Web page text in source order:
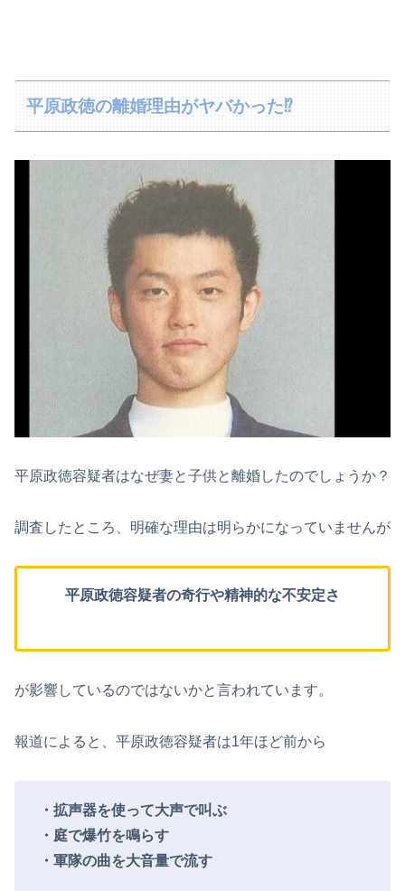
平原政徳の離婚理由がヤバかった⁉
平原政徳容疑者はなぜ妻と子供と離婚したのでしょうか？
調査したところ、明確な理由は明らかになっていませんが
平原政徳容疑者の奇行や精神的な不安定さ
が影響しているのではないかと言われています。
報道によると、平原政徳容疑者は1年ほど前から
・拡声器を使って大声で叫ぶ
・庭で爆竹を鳴らす
・軍隊の曲を大音量で流す